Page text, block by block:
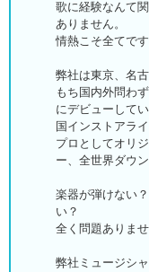
歌に経験なんて
ありません。
情熱こそ全てです
弊社は東京、名
もち国内外問わ
にデビューして
国インストアラ
プロとしてオリ
ー、全世界ダウ
楽器が弾けない
い？
全く問題ありませ
弊社ミュージシ